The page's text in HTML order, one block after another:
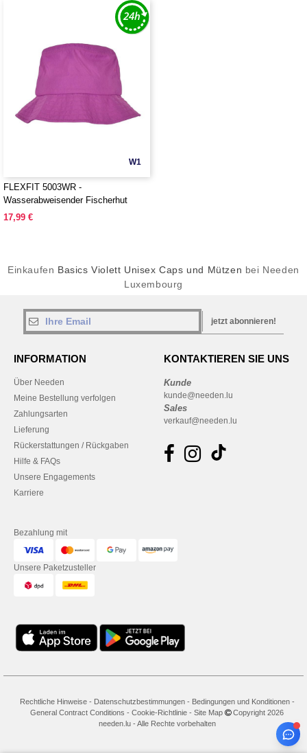
W1
FLEXFIT 5003WR -
Wasserabweisender Fischerhut
17,99 €
Einkaufen Basics Violett Unisex Caps und Mützen bei Needen
Luxembourg
jetzt abonnieren!
INFORMATION
Über Needen
Meine Bestellung verfolgen
Zahlungsarten
Lieferung
Rückerstattungen / Rückgaben
Hilfe & FAQs
Unsere Engagements
Karriere
KONTAKTIEREN SIE UNS
Kunde
kunde@needen.lu
Sales
verkauf@needen.lu
Bezahlung mit
Unsere Paketzusteller
Rechtliche Hinweise- Datenschutzbestimmungen- Bedingungen und Konditionen-
General Contract Conditions - Cookie-Richtlinie - Site Map
Copyright 2026
needen.lu - Alle Rechte vorbehalten